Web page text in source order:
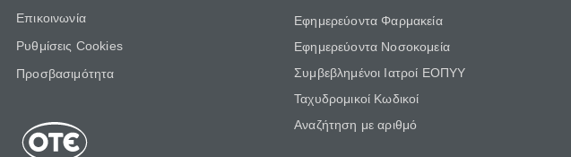
Επικοινωνία
Ρυθμίσεις Cookies
Προσβασιμότητα
Εφημερεύοντα Φαρμακεία
Εφημερεύοντα Νοσοκομεία
Συμβεβλημένοι Ιατροί ΕΟΠΥΥ
Ταχυδρομικοί Κωδικοί
Αναζήτηση με αριθμό